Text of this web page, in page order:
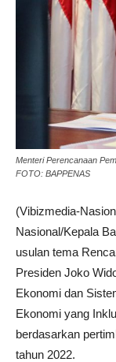
Menteri Perencanaan
FOTO: BAPPENAS
(Vibizmedia-
Nasional/Kepala
usulan tema
Presiden Joko
Ekonomi dan
Ekonomi yang
berdasarkan
tahun 2022.